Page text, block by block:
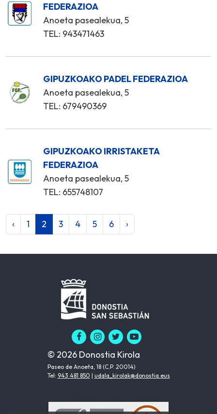
FEDERAZIOA
Anoeta pasealekua, 5
TEL: 943471463
GIPUZKOAKO PADEL FEDERAZIOA
Anoeta pasealekua, 5
TEL: 679490369
GIPUZKOAKO IRRISTAKETA
FEDERAZIOA
Anoeta pasealekua, 5
TEL: 655748107
‹ 1 2 3 4 5 6 ›
© 2026 Donostia Kirola
Paseo de Anoeta, 18 (C.P. 20014)
Tel: 943 481 850 | udala_kirolak@donostia.eus